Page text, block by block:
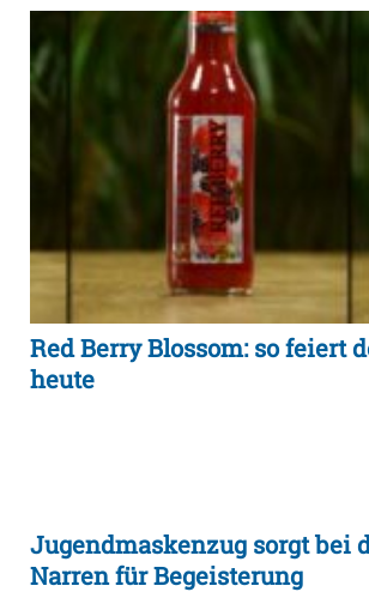
Red Berry Blossom: so feiert
heute
Jugendmaskenzug sorgt bei
Narren für Begeisterung